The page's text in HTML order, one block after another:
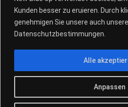
Kunden besser zu eruieren. Durch
genehmigen Sie unsere auch unsere
Datenschutzbestimmungen.
Anpassen
Alle
Fr.:FKK Tag
28.+29.08.Pool Party
© 2026New Blue Up -